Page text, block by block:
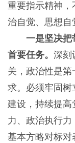
重要指示精神，
治自觉、思想自
一是坚决把
首要任务。 深刻
关，政治性是
求。必须牢固
建设，持续提
力、政治执行力
基本方略对标对